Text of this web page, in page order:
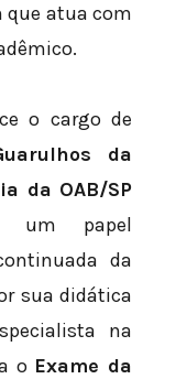
que atua com
o cargo de
da
da OAB/SP
um papel
da
sua didática
na
o Exame da